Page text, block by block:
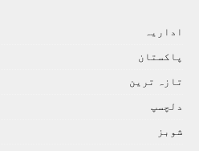
اداريہ
پاکستان
تازہ ترين
دلچسپ
شوبز